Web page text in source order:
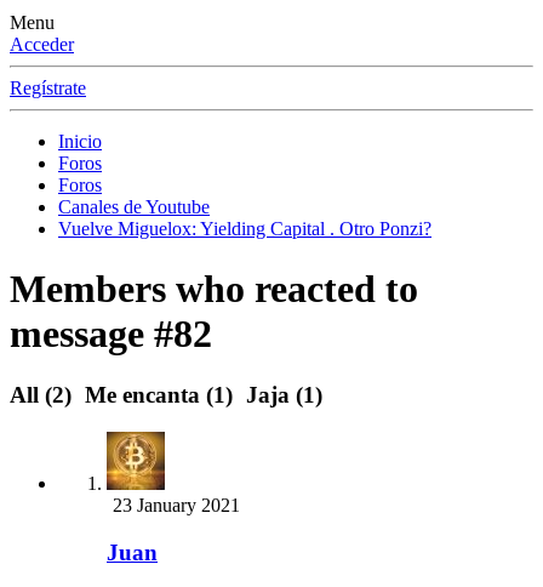
Menu
Acceder
Regístrate
Inicio
Foros
Foros
Canales de Youtube
Vuelve Miguelox: Yielding Capital . Otro Ponzi?
Members who reacted to
message #82
All (2) Me encanta (1) Jaja (1)
23 January 2021
Juan